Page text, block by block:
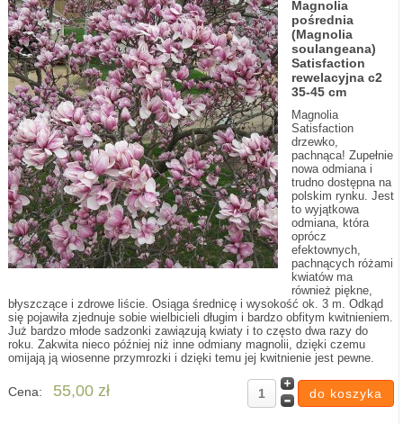
Magnolia
pośrednia
(Magnolia
soulangeana)
Satisfaction
rewelacyjna c2
35-45 cm
Magnolia
Satisfaction
drzewko,
pachnąca! Zupełnie
nowa odmiana i
trudno dostępna na
polskim rynku. Jest
to wyjątkowa
odmiana, która
oprócz
efektownych,
pachnących różami
kwiatów ma
również piękne,
błyszczące i zdrowe liście. Osiąga średnicę i wysokość ok. 3 m. Odkąd
się pojawiła zjednuje sobie wielbicieli długim i bardzo obfitym kwitnieniem.
Już bardzo młode sadzonki zawiązują kwiaty i to często dwa razy do
roku. Zakwita nieco później niż inne odmiany magnolii, dzięki czemu
omijają ją wiosenne przymrozki i dzięki temu jej kwitnienie jest pewne.
Cena: 55,00 zł